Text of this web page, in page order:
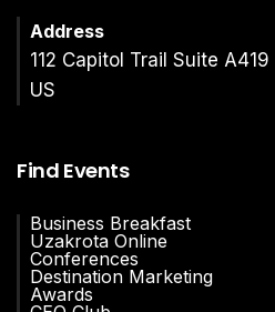
Address
112 Capitol Trail Suite A419
US
Find Events
Business Breakfast
Uzakrota Online
Conferences
Destination Marketing
Awards